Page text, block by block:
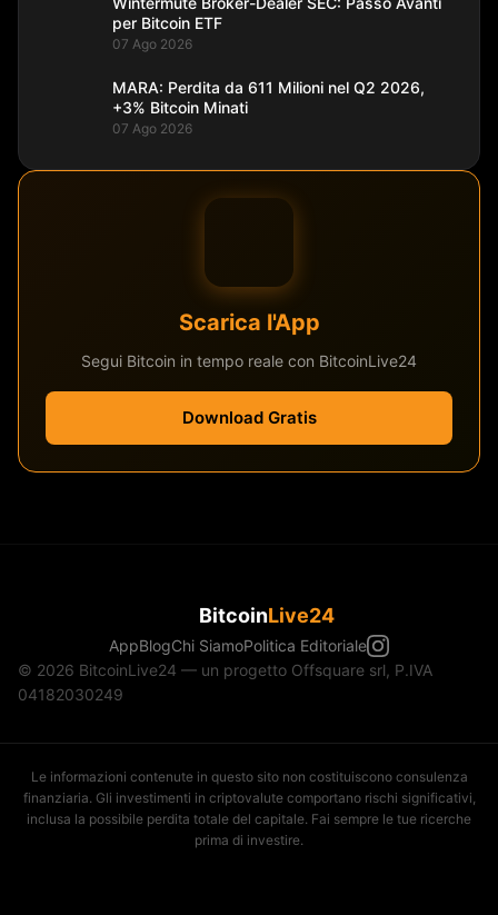
per Bitcoin ETF
07 Ago 2026
MARA: Perdita da 611 Milioni nel Q2 2026,
+3% Bitcoin Minati
07 Ago 2026
Scarica l'App
Segui Bitcoin in tempo reale con BitcoinLive24
Download Gratis
BitcoinLive24
AppBlogChi SiamoPolitica Editoriale
© 2026 BitcoinLive24 — un progetto Offsquare srl, P.IVA
04182030249
Le informazioni contenute in questo sito non costituiscono consulenza
finanziaria. Gli investimenti in criptovalute comportano rischi significativi,
inclusa la possibile perdita totale del capitale. Fai sempre le tue ricerche
prima di investire.